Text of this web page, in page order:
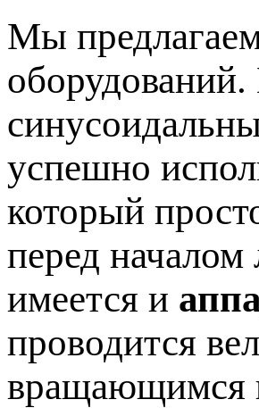
Мы
успешно
который
перед
имеется и
проводится
вращающимся